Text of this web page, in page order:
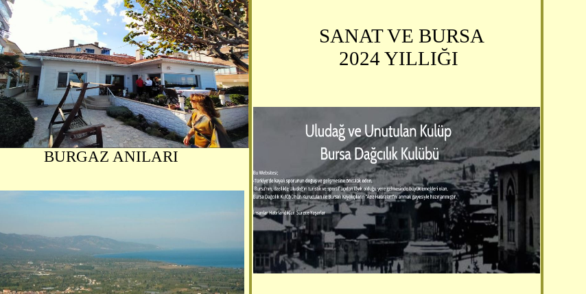
BURGAZ ANILARI
SANAT VE BURSA
2024 YILLIĞI